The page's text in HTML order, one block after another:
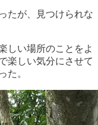
たが、見つけられな
しい場所のことをよ
楽しい気分にさせて
た。